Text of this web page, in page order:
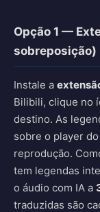
Opção 1 —
sobreposição)
Instale a
Bilibili, clique no
destino. As
sobre o player
reprodução.
tem legendas
o áudio com IA a
traduzidas são